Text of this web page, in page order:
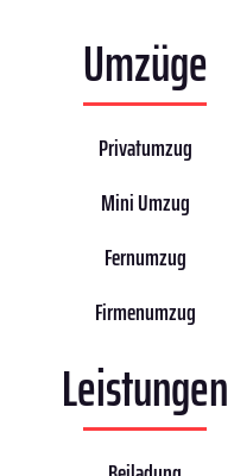
Umzüge
Privatumzug
Mini Umzug
Fernumzug
Firmenumzug
Leistungen